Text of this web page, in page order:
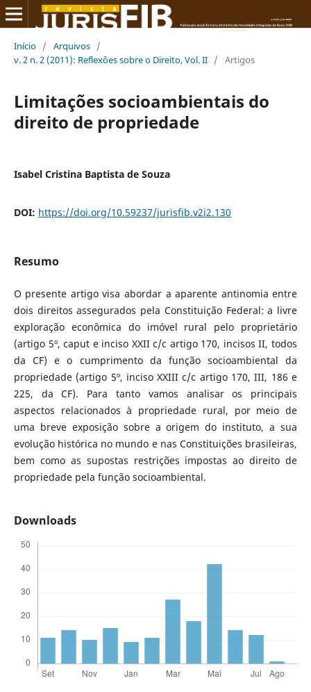
Início / Arquivos /
v. 2 n. 2 (2011): Reflexões sobre o Direito, Vol. II / Artigos
Limitações socioambientais do
direito de propriedade
Isabel Cristina Baptista de Souza
DOI: https://doi.org/10.59237/jurisfib.v2i2.130
Resumo
O presente artigo visa abordar a aparente antinomia entre
dois direitos assegurados pela Constituição Federal: a livre
exploração econômica do imóvel rural pelo proprietário
(artigo 5º, caput e inciso XXII c/c artigo 170, incisos II, todos
da CF) e o cumprimento da função socioambiental da
propriedade (artigo 5º, inciso XXIII c/c artigo 170, III, 186 e
225, da CF). Para tanto vamos analisar os principais
aspectos relacionados à propriedade rural, por meio de
uma breve exposição sobre a origem do instituto, a sua
evolução histórica no mundo e nas Constituições brasileiras,
bem como as supostas restrições impostas ao direito de
propriedade pela função socioambiental.
Downloads